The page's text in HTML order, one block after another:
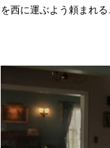
を西に運ぶよう頼まれる